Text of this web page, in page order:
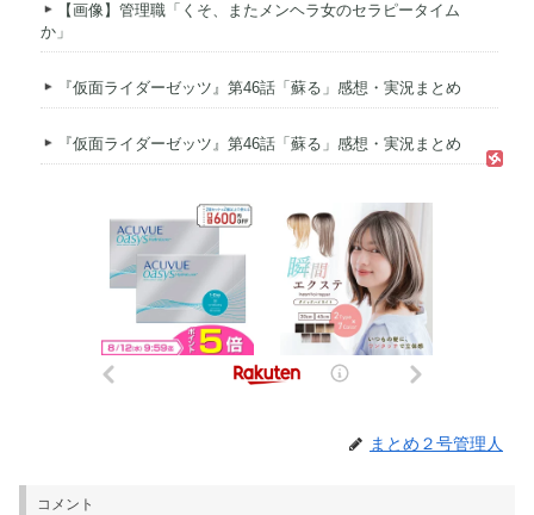
【画像】管理職「くそ、またメンヘラ女のセラピータイム
か」
『仮面ライダーゼッツ』第46話「蘇る」感想・実況まとめ
『仮面ライダーゼッツ』第46話「蘇る」感想・実況まとめ
まとめ２号管理人
コメント